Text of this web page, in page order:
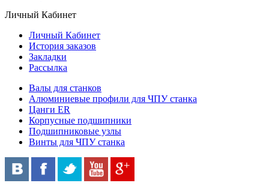
Личный Кабинет
Личный Кабинет
История заказов
Закладки
Рассылка
Валы для станков
Алюминиевые профили для ЧПУ станка
Цанги ER
Корпусные подшипники
Подшипниковые узлы
Винты для ЧПУ станка